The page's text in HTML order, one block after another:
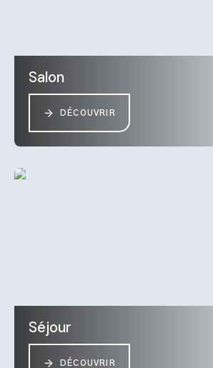
Salon
DÉCOUVRIR
Séjour
DÉCOUVRIR